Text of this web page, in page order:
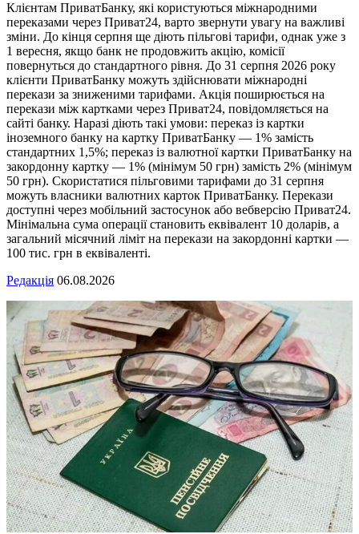
Клієнтам ПриватБанку, які користуються міжнародними
переказами через Приват24, варто звернути увагу на важливі
зміни. До кінця серпня ще діють пільгові тарифи, однак уже з
1 вересня, якщо банк не продовжить акцію, комісії
повернуться до стандартного рівня. До 31 серпня 2026 року
клієнти ПриватБанку можуть здійснювати міжнародні
перекази за зниженими тарифами. Акція поширюється на
перекази між картками через Приват24, повідомляється на
сайті банку. Наразі діють такі умови: переказ із картки
іноземного банку на картку ПриватБанку — 1% замість
стандартних 1,5%; переказ із валютної картки ПриватБанку на
закордонну картку — 1% (мінімум 50 грн) замість 2% (мінімум
50 грн). Скористатися пільговими тарифами до 31 серпня
можуть власники валютних карток ПриватБанку. Перекази
доступні через мобільний застосунок або вебверсію Приват24.
Мінімальна сума операції становить еквівалент 10 доларів, а
загальний місячний ліміт на перекази на закордонні картки —
100 тис. грн в еквіваленті.
Редакція 06.08.2026